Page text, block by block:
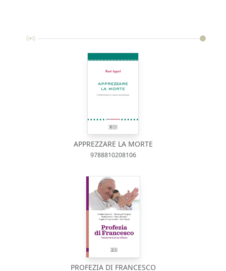
APPREZZARE LA MORTE
9788810208106
PROFEZIA DI FRANCESCO